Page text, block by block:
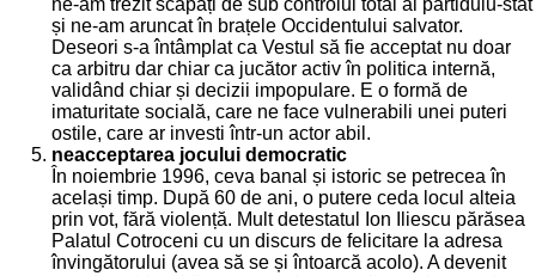
și ne-am aruncat în brațele Occidentului salvator.
Deseori s-a întâmplat ca Vestul să fie acceptat nu doar
ca arbitru dar chiar ca jucător activ în politica internă,
validând chiar și decizii impopulare. E o formă de
imaturitate socială, care ne face vulnerabili unei puteri
ostile, care ar investi într-un actor abil.
neacceptarea jocului democratic
În noiembrie 1996, ceva banal și istoric se petrecea în
același timp. După 60 de ani, o putere ceda locul alteia
prin vot, fără violență. Mult detestatul Ion Iliescu părăsea
Palatul Cotroceni cu un discurs de felicitare la adresa
învingătorului (avea să se și întoarcă acolo). A devenit